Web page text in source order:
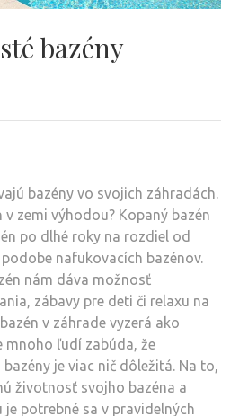
bazény
bazény vo svojich záhradách.
v zemi výhodou? Kopaný bazén
po dlhé roky na rozdiel od
nafukovacích bazénov.
nám dáva možnosť
zábavy pre deti či relaxu na
v záhrade vyzerá ako
mnoho ľudí zabúda, že
je viac nič dôležitá. Na to,
životnosť svojho bazéna a
je potrebné sa v pravidelných